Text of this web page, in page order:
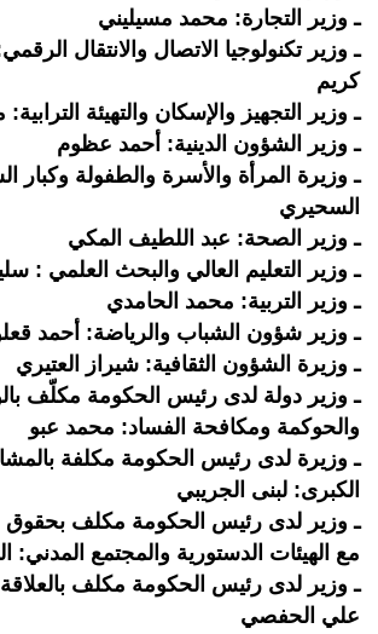
ـ وزير التجارة: محمد مسيليني
ـ وزير تكنولوجيا الاتصال والانتقال
كريم
ـ وزير التجهيز والإسكان والتهيئة
ـ وزير الشؤون الدينية: أحمد عظوم
ـ وزيرة المرأة والأسرة والطفولة وكبار
السحيري
ـ وزير الصحة: عبد اللطيف المكي
ـ وزير التعليم العالي والبحث العلمي :
ـ وزير التربية: محمد الحامدي
ـ وزير شؤون الشباب والرياضة: أحمد
ـ وزيرة الشؤون الثقافية: شيراز العتيري
ـ وزير دولة لدى رئيس الحكومة مكلّف
والحوكمة ومكافحة الفساد: محمد عبو
ـ وزيرة لدى رئيس الحكومة مكلفة
الكبرى: لبنى الجريبي
ـ وزير لدى رئيس الحكومة مكلف بحقوق
مع الهيئات الدستورية والمجتمع المدني:
ـ وزير لدى رئيس الحكومة مكلف بالعلاقة
علي الحفصي